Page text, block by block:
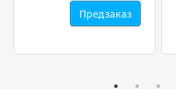
Предзаказ